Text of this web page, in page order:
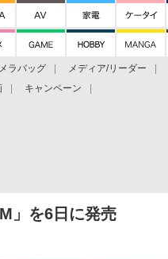
ラバッグ メディア/リーダー
キャンペーン
」を6日に発売